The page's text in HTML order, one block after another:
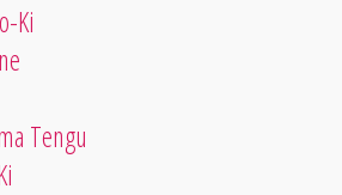
Ki
Tengu